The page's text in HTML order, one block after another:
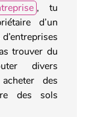
, tu
d’un
trouver du
divers
des
des sols